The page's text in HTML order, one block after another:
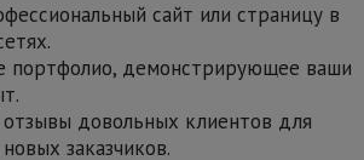
сайт или страницу в
портфолио, демонстрирующее ваши
отзывы довольных клиентов для
заказчиков.